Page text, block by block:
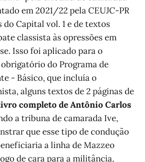
em 2021/22 pela CEUJC-PR
Capital vol. 1 e de textos
classista às opressões em
Isso foi aplicado para o
do Programa de
- Básico, que incluía o
alguns textos de 2 páginas de
completo de Antônio Carlos
a tribuna de camarada Ive,
que esse tipo de condução
a linha de Mazzeo
de cara para a militância,